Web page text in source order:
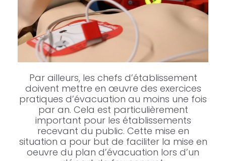
Par ailleurs, les chefs d’établissement
doivent mettre en œuvre des exercices
pratiques d’évacuation au moins une fois
par an. Cela est particulièrement
important pour les établissements
recevant du public. Cette mise en
situation a pour but de faciliter la mise en
oeuvre du plan d’évacuation lors d’un